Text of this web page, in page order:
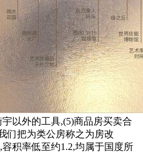
以外的工具,(5)商品房买卖合
们把为类公房称之为房改
积率低至约1.2,均属于国度所